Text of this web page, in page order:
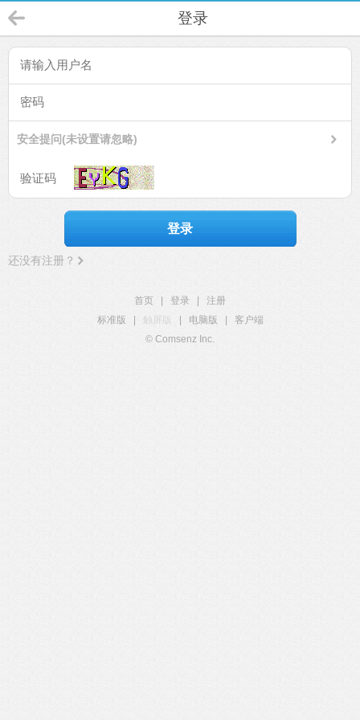
登录
安全提问(未设置请忽略)
登录
还没有注册？
首页 登录
注册
标准版
触屏版 电脑版
客户端
© Comsenz Inc.